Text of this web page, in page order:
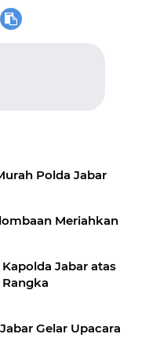
Polda Jabar
Meriahkan
Jabar atas
Gelar Upacara